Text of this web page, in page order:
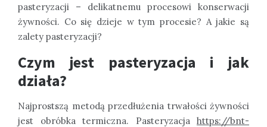
pasteryzacji – delikatnemu procesowi konserwacji
żywności. Co się dzieje w tym procesie? A jakie są
zalety pasteryzacji?
Czym jest pasteryzacja i jak
działa?
Najprostszą metodą przedłużenia trwałości żywności
jest obróbka termiczna. Pasteryzacja https://bnt-